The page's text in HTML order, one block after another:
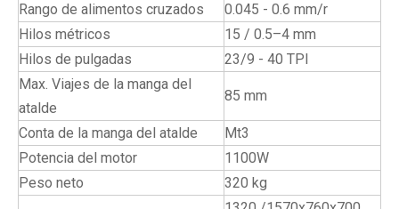
Rango de alimentos cruzados
0.045 - 0.6 mm/r
Hilos métricos
15 / 0.5–4 mm
Hilos de pulgadas
23/9 - 40 TPI
Max. Viajes de la manga del
atalde
85 mm
Conta de la manga del atalde
Mt3
Potencia del motor
1100W
Peso neto
320 kg